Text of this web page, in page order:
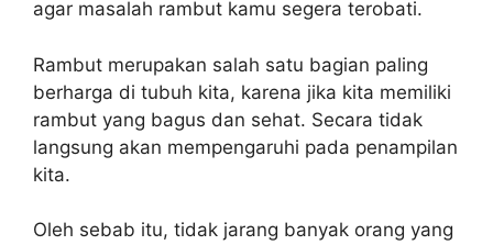
agar masalah rambut kamu segera terobati.
Rambut merupakan salah satu bagian paling
berharga di tubuh kita, karena jika kita memiliki
rambut yang bagus dan sehat. Secara tidak
langsung akan mempengaruhi pada penampilan
kita.
Oleh sebab itu, tidak jarang banyak orang yang